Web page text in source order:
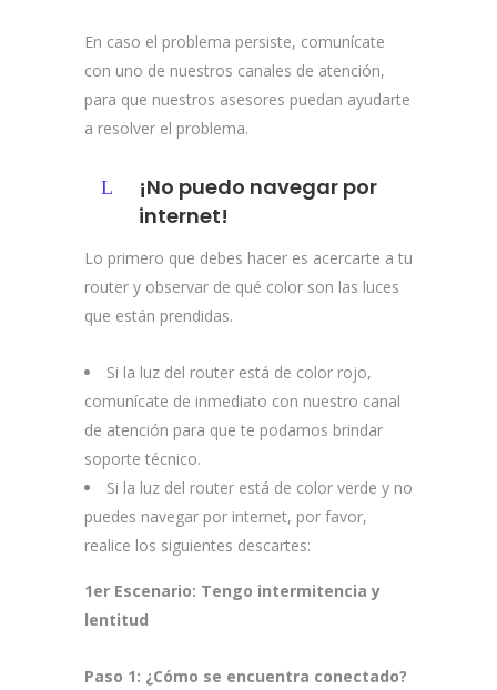
En caso el problema persiste, comunícate
con uno de nuestros canales de atención,
para que nuestros asesores puedan ayudarte
a resolver el problema.
¡No puedo navegar por
internet!
Lo primero que debes hacer es acercarte a tu
router y observar de qué color son las luces
que están prendidas.
Si la luz del router está de color rojo,
comunícate de inmediato con nuestro canal
de atención para que te podamos brindar
soporte técnico.
Si la luz del router está de color verde y no
puedes navegar por internet, por favor,
realice los siguientes descartes:
1er Escenario: Tengo intermitencia y
lentitud
Paso 1: ¿Cómo se encuentra conectado?